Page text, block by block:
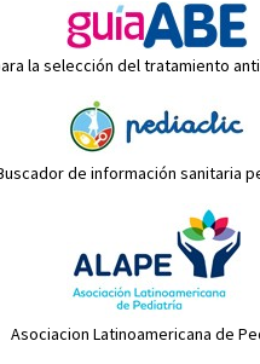
la selección del tratamiento
de información sanitaria
Asociacion Latinoamericana de